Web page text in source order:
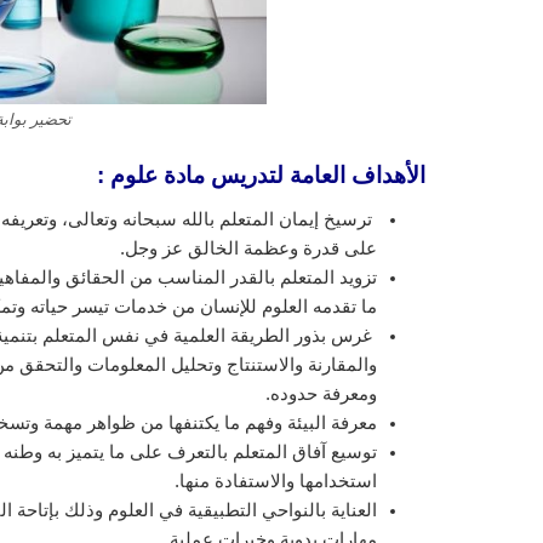
تحضير
الأهداف العامة لتدريس مادة علوم :
ترسيخ إيمان المتعلم بالله سبحانه وتعالى،
على قدرة وعظمة الخالق عز وجل.
تزويد المتعلم بالقدر المناسب من الحقائق
ما تقدمه العلوم للإنسان من خدمات تيسر حياته
غرس بذور الطريقة العلمية في نفس المتعلم
والمقارنة والاستنتاج وتحليل المعلومات
ومعرفة حدوده.
معرفة البيئة وفهم ما يكتنفها من ظواهر مهمة
توسيع آفاق المتعلم بالتعرف على ما يتميز به
استخدامها والاستفادة منها.
العناية بالنواحي التطبيقية في العلوم وذلك
مهارات يدوية وخبرات عملية.